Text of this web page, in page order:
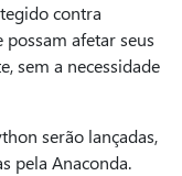
contra
afetar seus
sem a necessidade
serão lançadas,
pela Anaconda.